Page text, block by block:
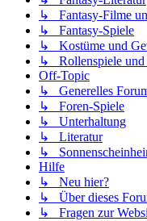
↳ Fantasy-Filme
↳ Fantasy-Spiele
↳ Kostüme und
↳ Rollenspiele
Off-Topic
↳ Generelles
↳ Foren-Spiele
↳ Unterhaltung
↳ Literatur
↳
Hilfe
↳ Neu hier?
↳ Über dieses
↳ Fragen zur